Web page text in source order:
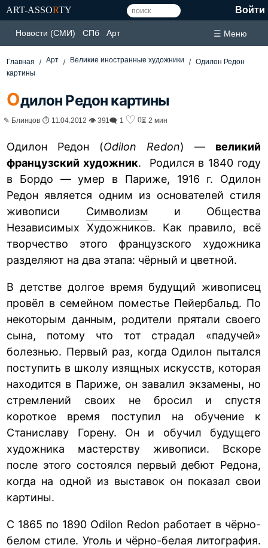
ART-ASSORTY Войти
Новости (СМИ) СПб Арт ☰ Меню
Главная Арт Великие иностранные художники
Одилон Редон
картины
Одилон Редон картины
✎ Блинцов ⏱ 11.04.2012 👁 391🗨 1 ♡ 0⏳ 2 мин
Одилон Редон (Odilon Redon) — великий
французский художник. Родился в 1840 году
в Бордо — умер в Париже, 1916 г. Одилон
Редон является одним из основателей стиля
живописи Символизм и Общества
Независимых Художников. Как правило, всё
творчество этого французского художника
разделяют на два этапа: чёрный и цветной.
В детстве долгое время будущий живописец
провёл в семейном поместье Пейербальд. По
некоторым данным, родители прятали своего
сына, потому что тот страдал «падучей»
болезнью. Первый раз, когда Одилон пытался
поступить в школу изящных искусств, которая
находится в Париже, он завалил экзамены, но
стремлений своих не бросил и спустя
короткое время поступил на обучение к
Станиславу Горену. Он и обучил будущего
художника мастерству живописи. Вскоре
после этого состоялся первый дебют Редона,
когда на одной из выставок он показал свои
картины.
С 1865 по 1890 Odilon Redon работает в чёрно-
белом стиле. Уголь и чёрно-белая литография.